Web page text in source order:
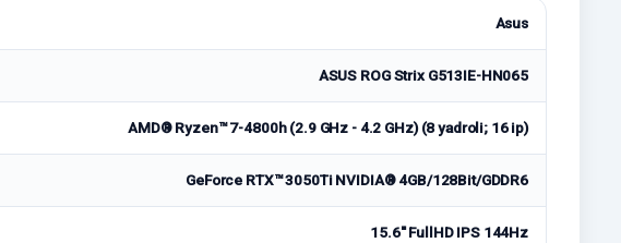
Asus
ASUS ROG Strix G513IE-HN065
AMD® Ryzen™ 7-4800h (2.9 GHz - 4.2 GHz) (8 yadroli; 16 ip)
GeForce RTX™ 3050Ti NVIDIA® 4GB/128Bit/GDDR6
15.6'' FullHD IPS 144Hz